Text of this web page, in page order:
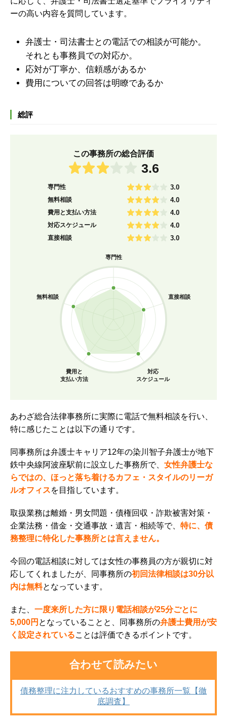
ーの高い内容を質問しています。
弁護士・司法書士との電話での相談が可能か。
それとも事務員での対応か。
応対が丁寧か、信頼感があるか
費用についての回答は明瞭であるか
総評
この事務所の総合評価
3.6
専門性 3.0
無料相談 4.0
費用と支払い方法 4.0
対応スケジュール 4.0
直接相談 3.0
専門性
直接相談
対応
スケジュール
費用と
支払い方法
無料相談
あわざ総合法律事務所に実際に電話で無料相談を行い、
特に感じたことは以下の通りです。
同事務所は弁護士キャリア12年の染川智子弁護士が地下
鉄中央線阿波座駅前に設立した事務所で、 女性弁護士な
らではの、ほっと落ち着けるカフェ・スタイルのリーガ
ルオフィスを目指しています。
取扱業務は離婚・男女問題・債権回収・詐欺被害対策・
企業法務・借金・交通事故・遺言・相続等で、 特に、債
務整理に特化した事務所とは言えません。
今回の電話相談に対しては女性の事務員の方が親切に対
応してくれましたが、同事務所の初回法律相談は30分以
内は無料となっています。
また、 一度来所した方に限り電話相談が25分ごとに
5,000円 となっていることと、同事務所の弁護士費用が安
く設定されていることは評価できるポイントです。
合わせて読みたい
債務整理に注力しているおすすめの事務所一覧【徹
底調査】